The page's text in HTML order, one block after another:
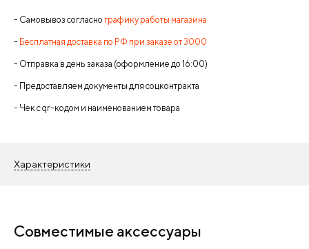
- Самовывоз согласно графику работы магазина
- Бесплатная доставка по РФ при заказе от 3000
- Отправка в день заказа (оформление до 16:00)
- Предоставляем документы для соцконтракта
- Чек с qr-кодом и наименованием товара
Характеристики
Совместимые аксессуары